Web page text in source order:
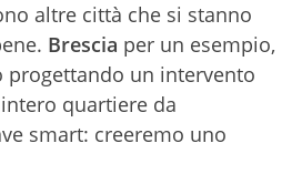
altre città che si stanno
Brescia per un esempio,
progettando un intervento
quartiere da
smart: creeremo uno